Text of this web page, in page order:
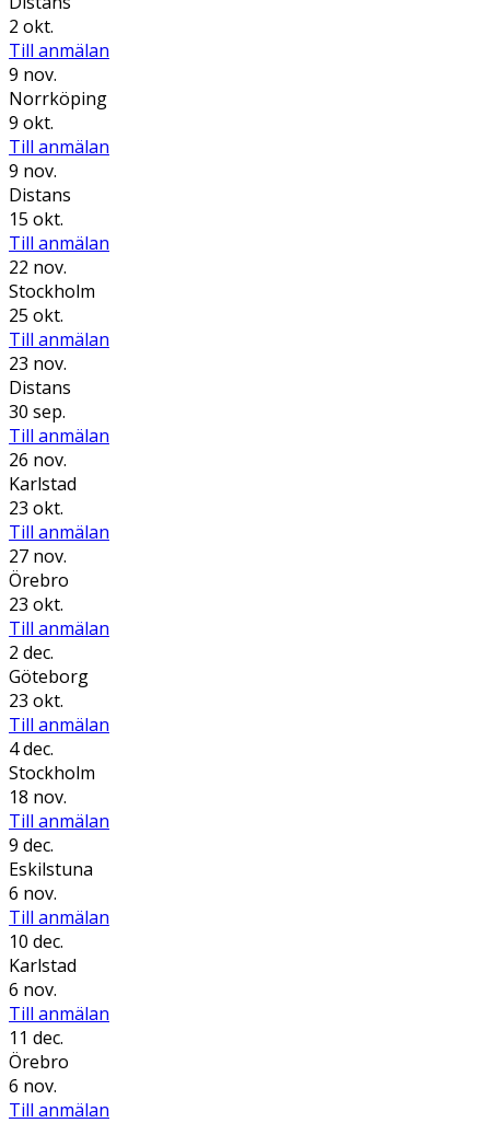
2 okt.
Till anmälan
9 nov.
Norrköping
9 okt.
Till anmälan
9 nov.
Distans
15 okt.
Till anmälan
22 nov.
Stockholm
25 okt.
Till anmälan
23 nov.
Distans
30 sep.
Till anmälan
26 nov.
Karlstad
23 okt.
Till anmälan
27 nov.
Örebro
23 okt.
Till anmälan
2 dec.
Göteborg
23 okt.
Till anmälan
4 dec.
Stockholm
18 nov.
Till anmälan
9 dec.
Eskilstuna
6 nov.
Till anmälan
10 dec.
Karlstad
6 nov.
Till anmälan
11 dec.
Örebro
6 nov.
Till anmälan